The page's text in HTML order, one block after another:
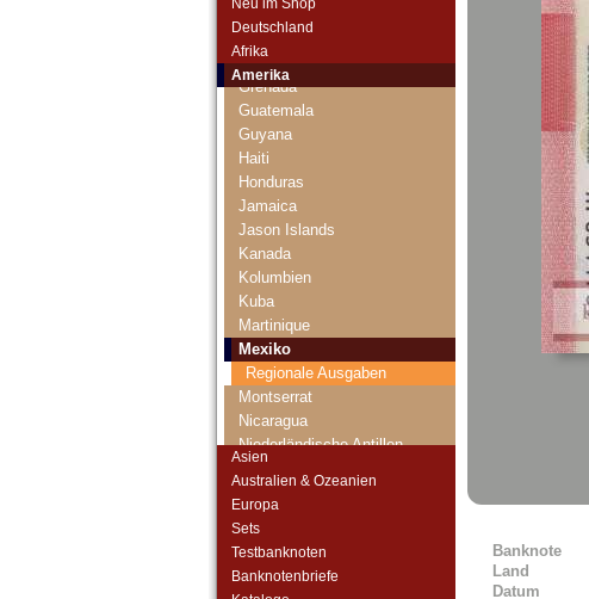
Deutschland
Afrika
Amerika
El Salvador
Galapagos
Grenada
Guatemala
Guyana
Haiti
Honduras
Jamaica
Jason Islands
Kanada
Kolumbien
Kuba
Martinique
Mexiko
Regionale Ausgaben
Montserrat
Nicaragua
Niederländische Antillen
Peru
Asien
Australien & Ozeanien
Europa
Sets
Testbanknoten
Banknotenbriefe
Banknote
Land
Datum